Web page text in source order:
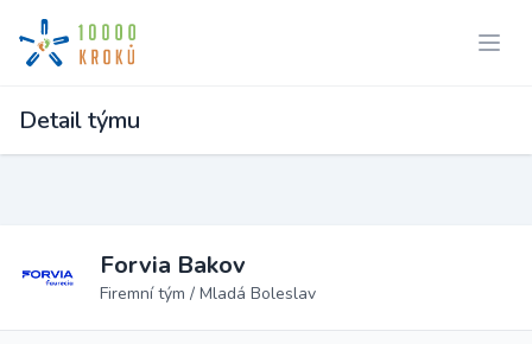
Detail týmu
Forvia Bakov
Firemní tým / Mladá Boleslav